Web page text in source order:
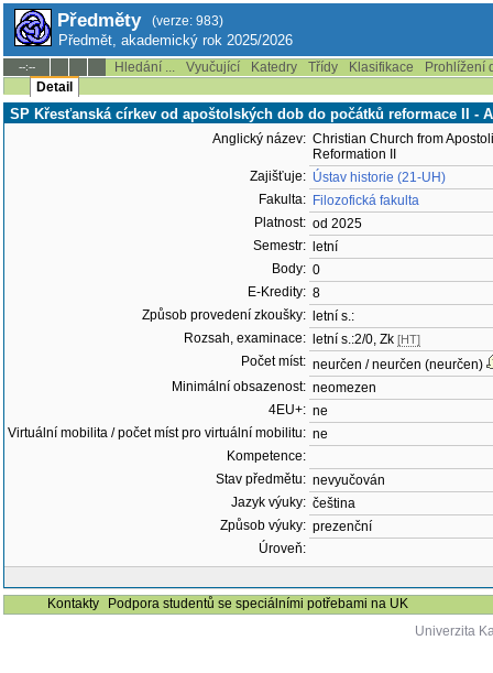
Předměty (verze: 983)
Předmět, akademický rok 2025/2026
--:-- Hledání ... Vyučující Katedry Třídy Klasifikace
Prohlížení
Detail
SP Křesťanská církev od apoštolských dob do počátků reformace II -
Anglický název: Christian Church from
Reformation II
Zajišťuje: Ústav historie (21-UH)
Fakulta: Filozofická fakulta
Platnost: od 2025
Semestr:
letní
Body: 0
E-Kredity: 8
Způsob provedení zkoušky:
letní s.:
Rozsah, examinace:
letní s.:2/0, Zk [HT]
Počet míst: neurčen / neurčen (neurčen)
Minimální obsazenost: neomezen
4EU+: ne
Virtuální mobilita / počet míst pro virtuální mobilitu: ne
Kompetence:
Stav předmětu: nevyučován
Jazyk výuky: čeština
Způsob výuky: prezenční
Úroveň:
Kontakty
Podpora studentů se speciálními potřebami na UK
Univerzita